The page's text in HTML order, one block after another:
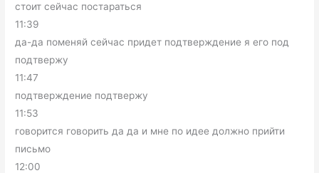
стоит сейчас постараться
11:39
да-да поменяй сейчас придет подтверждение я его под
подтвержу
11:47
подтверждение подтвержу
11:53
говорится говорить да да и мне по идее должно прийти
письмо
12:00